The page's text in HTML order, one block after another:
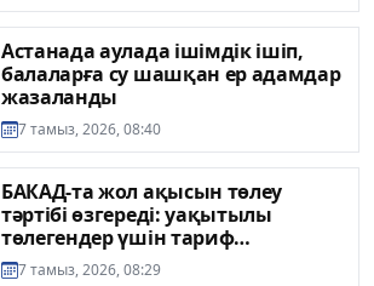
Астанада аулада ішімдік ішіп,
балаларға су шашқан ер адамдар
жазаланды
7 тамыз, 2026, 08:40
БАКАД-та жол ақысын төлеу
тәртібі өзгереді: уақытылы
төлегендер үшін тариф
бұрынғыдай қалады
7 тамыз, 2026, 08:29